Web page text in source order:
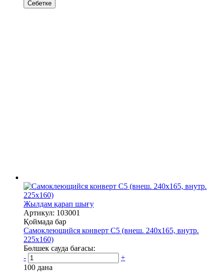
Себетке
Жылдам қарап шығу
Артикул: 103001
Қоймада бар
Самоклеющийся конверт С5 (внеш. 240х165, внутр.
225х160)
Бөлшек сауда бағасы:
-
+
100 дана